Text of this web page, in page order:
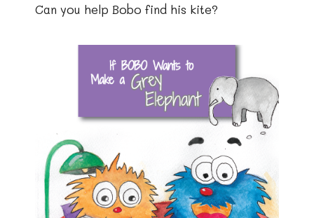
Can you help Bobo find his kite?